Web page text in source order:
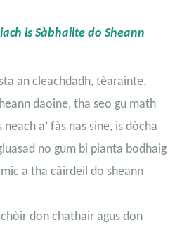
is Sàbhailte do Sheann
an cleachdadh, tèarainte,
daoine, tha seo gu math
a’ fàs nas sine, is dòcha
no gum bi pianta bodhaig
a tha càirdeil do sheann
don chathair agus don